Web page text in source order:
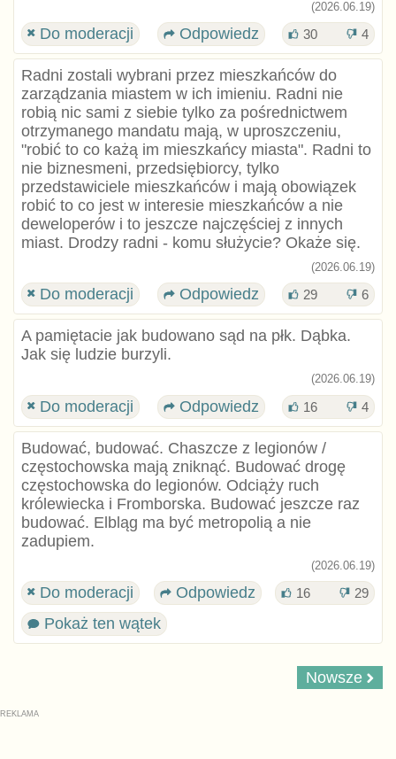
(2026.06.19)
Do moderacji Odpowiedz 30 4
Radni zostali wybrani przez mieszkańców do
zarządzania miastem w ich imieniu. Radni nie
robią nic sami z siebie tylko za pośrednictwem
otrzymanego mandatu mają, w uproszczeniu,
"robić to co każą im mieszkańcy miasta". Radni to
nie biznesmeni, przedsiębiorcy, tylko
przedstawiciele mieszkańców i mają obowiązek
robić to co jest w interesie mieszkańców a nie
deweloperów i to jeszcze najczęściej z innych
miast. Drodzy radni - komu służycie? Okaże się.
(2026.06.19)
Do moderacji Odpowiedz 29 6
A pamiętacie jak budowano sąd na płk. Dąbka.
Jak się ludzie burzyli.
(2026.06.19)
Do moderacji Odpowiedz 16 4
Budować, budować. Chaszcze z legionów /
częstochowska mają zniknąć. Budować drogę
częstochowska do legionów. Odciąży ruch
królewiecka i Fromborska. Budować jeszcze raz
budować. Elbląg ma być metropolią a nie
zadupiem.
(2026.06.19)
Do moderacji Odpowiedz 16 29
Pokaż ten wątek
Nowsze